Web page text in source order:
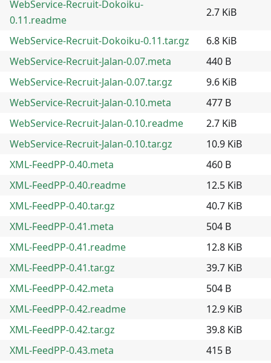
WebService-Recruit-Dokoiku-
0.11.readme
2.7 KiB
WebService-Recruit-Dokoiku-0.11.tar.gz
6.8 KiB
WebService-Recruit-Jalan-0.07.meta
440 B
WebService-Recruit-Jalan-0.07.tar.gz
9.6 KiB
WebService-Recruit-Jalan-0.10.meta
477 B
WebService-Recruit-Jalan-0.10.readme
2.7 KiB
WebService-Recruit-Jalan-0.10.tar.gz
10.9 KiB
XML-FeedPP-0.40.meta
460 B
XML-FeedPP-0.40.readme
12.5 KiB
XML-FeedPP-0.40.tar.gz
40.7 KiB
XML-FeedPP-0.41.meta
504 B
XML-FeedPP-0.41.readme
12.8 KiB
XML-FeedPP-0.41.tar.gz
39.7 KiB
XML-FeedPP-0.42.meta
504 B
XML-FeedPP-0.42.readme
12.9 KiB
XML-FeedPP-0.42.tar.gz
39.8 KiB
XML-FeedPP-0.43.meta
415 B